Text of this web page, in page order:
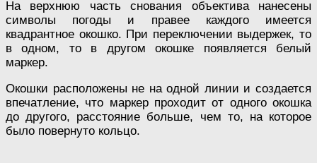
На верхнюю часть снования объектива нанесены
символы погоды и правее каждого имеется
квадрантное окошко. При переключении выдержек, то
в одном, то в другом окошке появляется белый
маркер.
Окошки расположены не на одной линии и создается
впечатление, что маркер проходит от одного окошка
до другого, расстояние больше, чем то, на которое
было повернуто кольцо.